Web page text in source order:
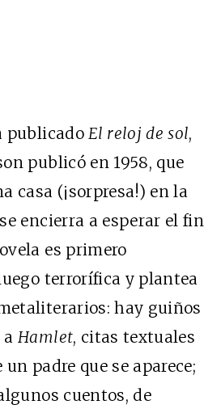
publicado El reloj de sol,
publicó en 1958, que
casa (¡sorpresa!) en la
encierra a esperar el fin
es primero
terrorífica y plantea
hay guiños
Hamlet, citas textuales
padre que se aparece;
cuentos, de